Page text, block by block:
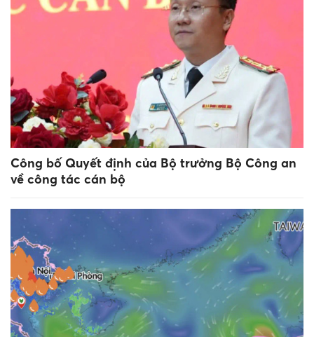
Công bố Quyết định của Bộ trưởng Bộ Công an
về công tác cán bộ